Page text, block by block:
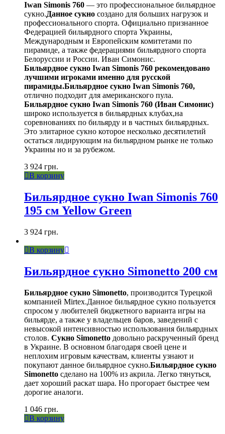
Iwan Simonis 760 — это профессиональное бильярдное
сукно.Данное сукно создано для больших нагрузок и
профессионального спорта. Официально признанное
Федерацией бильярдного спорта Украины,
Международным и Европейским комитетами по
пирамиде, а также федерациями бильярдного спорта
Белоруссии и России. Иван Симонис.
Бильярдное сукно Iwan Simonis 760 рекомендовано
лучшими игроками именно для русской
пирамиды.Бильярдное сукно Iwan Simonis 760,
отлично подходит для американского пула.
Бильярдное сукно Iwan Simonis 760 (Иван Симонис)
широко используется в бильярдных клубах,на
соревнованиях по бильярду и в частных бильярдных.
Это элитарное сукно которое несколько десятилетий
остаться лидирующим на бильярдном рынке не только
Украины но и за рубежом.
3 924 грн.
В корзину
Бильярдное сукно Iwan Simonis 760
195 см Yellow Green
3 924 грн.
В корзину
Бильярдное сукно Simonetto 200 см
Бильярдное сукно Simonetto, производится Турецкой
компанией Mirtex.Данное бильярдное сукно пользуется
спросом у любителей бюджетного варианта игры на
бильярде, а также у владельцев баров, заведений с
невысокой интенсивностью использования бильярдных
столов. Сукно Simonetto довольно раскрученный бренд
в Украине. В основном благодаря своей цене и
неплохим игровым качествам, клиенты узнают и
покупают данное бильярдное сукно.Бильярдное сукно
Simonetto сделано на 100% из акрила. Легко тянуться,
дает хороший раскат шара. Но прогорает быстрее чем
дорогие аналоги.
1 046 грн.
В корзину